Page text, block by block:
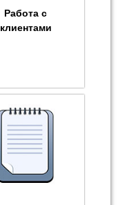
Работа с
клиентами